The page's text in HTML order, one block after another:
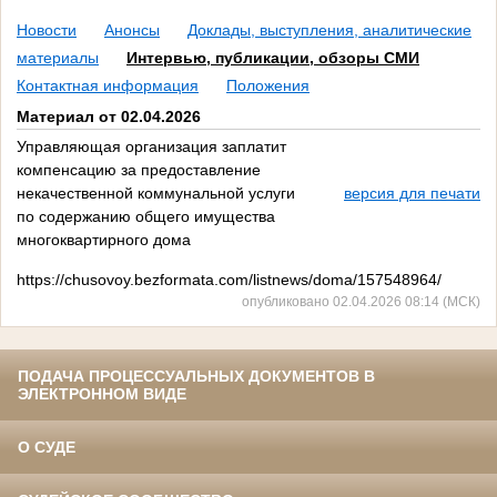
Новости Анонсы
Доклады, выступления, аналитические
материалы
Интервью, публикации, обзоры СМИ
Контактная информация
Положения
Материал от 02.04.2026
Управляющая организация заплатит
компенсацию за предоставление
некачественной коммунальной услуги
по содержанию общего имущества
многоквартирного дома
версия для печати
https://chusovoy.bezformata.com/listnews/doma/157548964/
опубликовано 02.04.2026 08:14 (МСК)
ПОДАЧА ПРОЦЕССУАЛЬНЫХ ДОКУМЕНТОВ В
ЭЛЕКТРОННОМ ВИДЕ
О СУДЕ